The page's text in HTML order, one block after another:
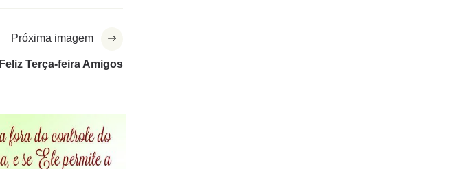
Próxima imagem
Feliz Terça-feira Amigos